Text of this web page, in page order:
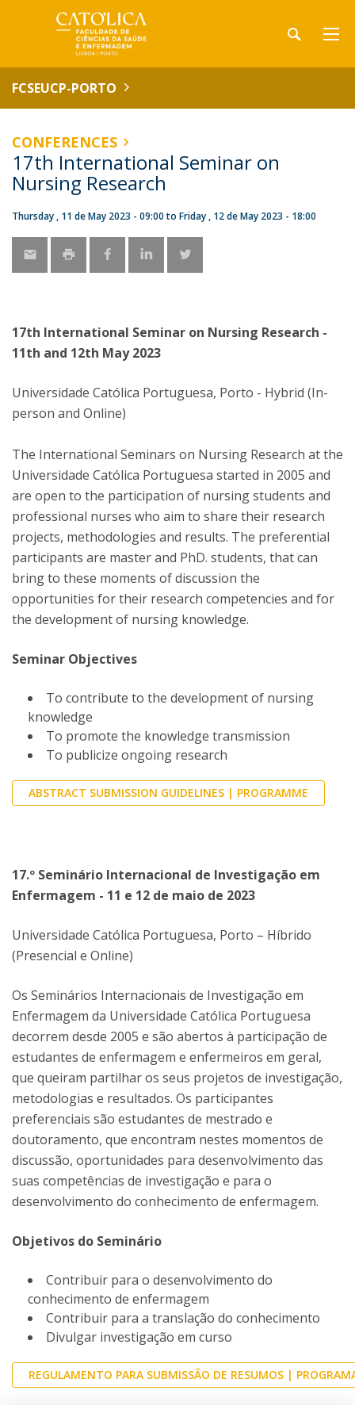
FCSEUCP-PORTO
CONFERENCES
17th International Seminar on
Nursing Research
Thursday , 11 de May 2023 - 09:00to Friday , 12 de May 2023 - 18:00
17th International Seminar on Nursing Research -
11th and 12th May 2023
Universidade Católica Portuguesa, Porto - Hybrid (In-
person and Online)
The International Seminars on Nursing Research at the
Universidade Católica Portuguesa started in 2005 and
are open to the participation of nursing students and
professional nurses who aim to share their research
projects, methodologies and results. The preferential
participants are master and PhD. students, that can
bring to these moments of discussion the
opportunities for their research competencies and for
the development of nursing knowledge.
Seminar Objectives
To contribute to the development of nursing
knowledge
To promote the knowledge transmission
To publicize ongoing research
ABSTRACT SUBMISSION GUIDELINES | PROGRAMME
17.º Seminário Internacional de Investigação em
Enfermagem - 11 e 12 de maio de 2023
Universidade Católica Portuguesa, Porto – Híbrido
(Presencial e Online)
Os Seminários Internacionais de Investigação em
Enfermagem da Universidade Católica Portuguesa
decorrem desde 2005 e são abertos à participação de
estudantes de enfermagem e enfermeiros em geral,
que queiram partilhar os seus projetos de investigação,
metodologias e resultados. Os participantes
preferenciais são estudantes de mestrado e
doutoramento, que encontram nestes momentos de
discussão, oportunidades para desenvolvimento das
suas competências de investigação e para o
desenvolvimento do conhecimento de enfermagem.
Objetivos do Seminário
Contribuir para o desenvolvimento do
conhecimento de enfermagem
Contribuir para a translação do conhecimento
Divulgar investigação em curso
REGULAMENTO PARA SUBMISSÃO DE RESUMOS |